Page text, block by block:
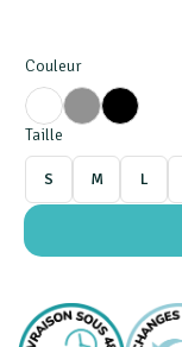
Couleur
Taille
S M L